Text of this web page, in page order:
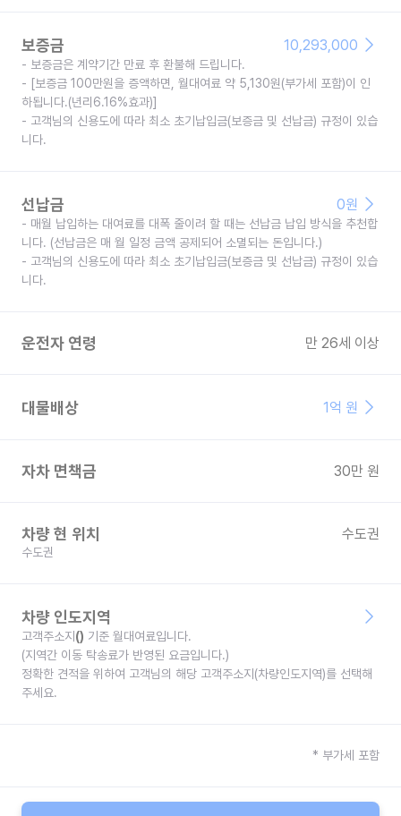
보증금 10,293,000
- 보증금은 계약기간 만료 후 환불해 드립니다.
- [보증금 100만원을 증액하면, 월대여료 약 5,130원(부가세 포함)이 인
하됩니다.(년리6.16%효과)]
- 고객님의 신용도에 따라 최소 초기납입금(보증금 및 선납금) 규정이 있습
니다.
선납금 0원
- 매월 납입하는 대여료를 대폭 줄이려 할 때는 선납금 납입 방식을 추천합
니다. (선납금은 매 월 일정 금액 공제되어 소멸되는 돈입니다.)
- 고객님의 신용도에 따라 최소 초기납입금(보증금 및 선납금) 규정이 있습
니다.
운전자 연령 만 26세 이상
대물배상 1억 원
자차 면책금 30만 원
차량 현 위치 수도권
수도권
차량 인도지역
고객주소지 () 기준 월대여료입니다.
(지역간 이동 탁송료가 반영된 요금입니다.)
정확한 견적을 위하여 고객님의 해당 고객주소지(차량인도지역)를 선택해
주세요.
* 부가세 포함